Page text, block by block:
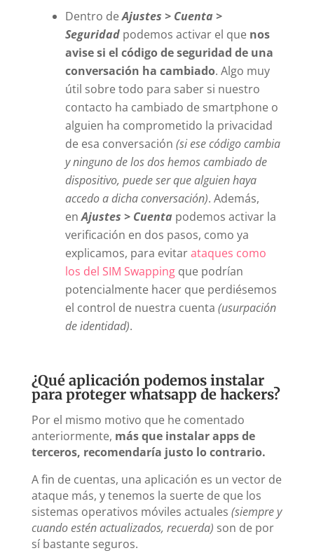
Dentro deAjustes > Cuenta >
Seguridadpodemos activar el que nos
avise si el código de seguridad de una
conversación ha cambiado. Algo muy
útil sobre todo para saber si nuestro
contacto ha cambiado de smartphone o
alguien ha comprometido la privacidad
de esa conversación (si ese código cambia
y ninguno de los dos hemos cambiado de
dispositivo, puede ser que alguien haya
accedo a dicha conversación). Además,
enAjustes > Cuenta podemos activar la
verificación en dos pasos, como ya
explicamos, para evitarataques como
los del SIM Swappingque podrían
potencialmente hacer que perdiésemos
el control de nuestra cuenta (usurpación
de identidad).
¿Qué aplicación podemos instalar
para proteger whatsapp de hackers?
Por el mismo motivo que he comentado
anteriormente, más que instalar apps de
terceros, recomendaría justo lo contrario.
A fin de cuentas, una aplicación es un vector de
ataque más, y tenemos la suerte de que los
sistemas operativos móviles actuales (siempre y
cuando estén actualizados, recuerda) son de por
sí bastante seguros.